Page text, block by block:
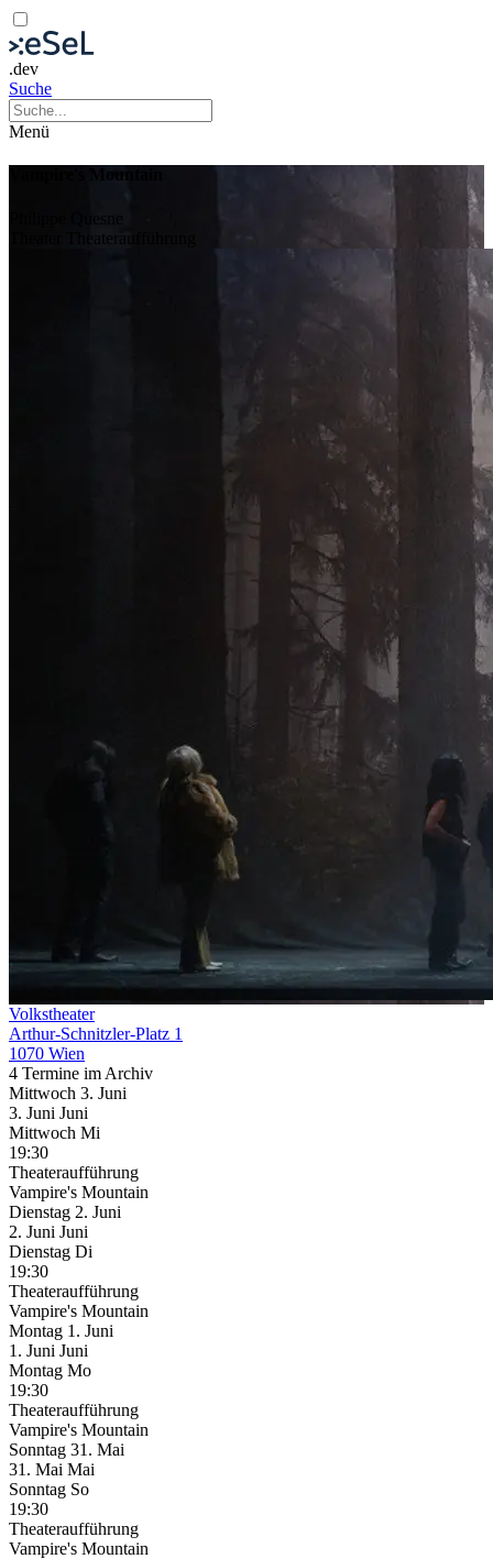
.dev
Suche
Menü
Vampire's Mountain
Philippe Quesne
Theateraufführung
Volkstheater
Arthur-Schnitzler-Platz 1
1070 Wien
4 Termine im Archiv
Mittwoch 3. Juni
3. Juni Juni
Mittwoch Mi
19:30
Theateraufführung
Vampire's Mountain
Dienstag 2. Juni
2. Juni Juni
Dienstag Di
19:30
Theateraufführung
Vampire's Mountain
Montag 1. Juni
1. Juni Juni
Montag Mo
19:30
Theateraufführung
Vampire's Mountain
Sonntag 31. Mai
31. Mai Mai
Sonntag So
19:30
Theateraufführung
Vampire's Mountain